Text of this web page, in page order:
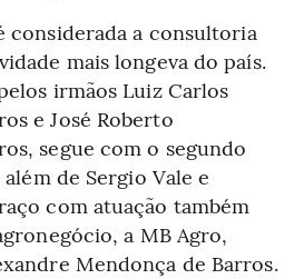
considerada a consultoria
mais longeva do país.
irmãos Luiz Carlos
e José Roberto
segue com o segundo
de Sergio Vale e
com atuação também
a MB Agro,
Mendonça de Barros.